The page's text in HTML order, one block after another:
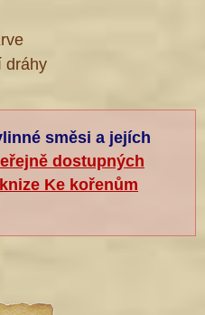
dráhy
směsi a jejích
dostupných
Ke kořenům